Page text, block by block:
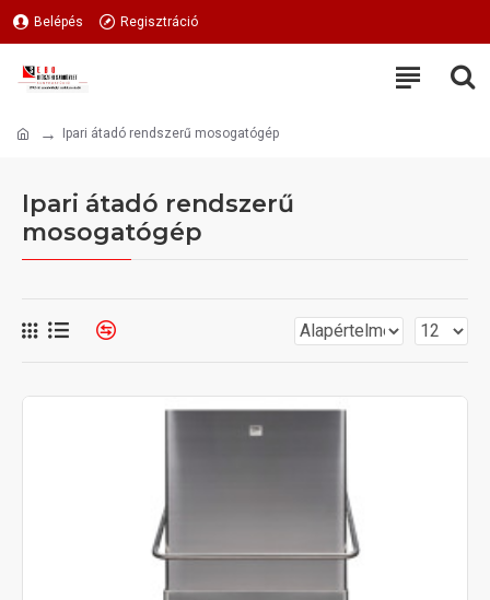
Belépés Regisztráció
Ipari átadó rendszerű mosogatógép
Ipari átadó rendszerű
mosogatógép